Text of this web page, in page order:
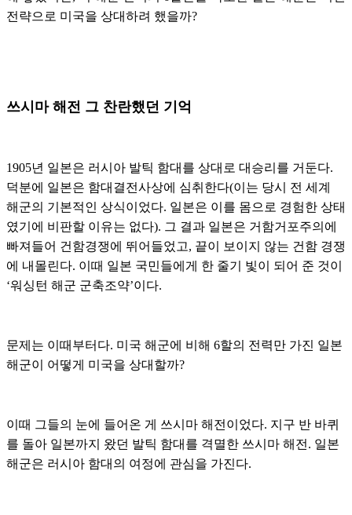
전략으로 미국을 상대하려 했을까?
쓰시마 해전 그 찬란했던 기억
1905년 일본은 러시아 발틱 함대를 상대로 대승리를 거둔다.
덕분에 일본은 함대결전사상에 심취한다(이는 당시 전 세계
해군의 기본적인 상식이었다. 일본은 이를 몸으로 경험한 상태
였기에 비판할 이유는 없다). 그 결과 일본은 거함거포주의에
빠져들어 건함경쟁에 뛰어들었고, 끝이 보이지 않는 건함 경쟁
에 내몰린다. 이때 일본 국민들에게 한 줄기 빛이 되어 준 것이
‘워싱턴 해군 군축조약’이다.
문제는 이때부터다. 미국 해군에 비해 6할의 전력만 가진 일본
해군이 어떻게 미국을 상대할까?
이때 그들의 눈에 들어온 게 쓰시마 해전이었다. 지구 반 바퀴
를 돌아 일본까지 왔던 발틱 함대를 격멸한 쓰시마 해전. 일본
해군은 러시아 함대의 여정에 관심을 가진다.